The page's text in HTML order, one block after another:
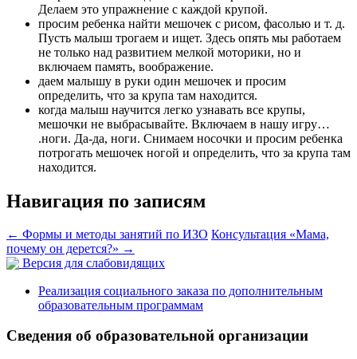
Делаем это упражнение с каждой крупой.
просим ребенка найти мешочек с рисом, фасолью и т. д.
Пусть малыш трогаем и ищет. Здесь опять мы работаем
не только над развитием мелкой моторики, но и
включаем память, воображение.
даем малышу в руки один мешочек и просим
определить, что за крупа там находится.
когда малыш научится легко узнавать все крупы,
мешочки не выбрасывайте. Включаем в нашу игру…
.ноги. Да-да, ноги. Снимаем носочки и просим ребенка
потрогать мешочек ногой и определить, что за крупа там
находится.
Навигация по записям
← Формы и методы занятий по ИЗО Консультация «Мама,
почему он дерется?» →
Версия для слабовидящих
Реализация социального заказа по дополнительным
образовательным программам
Сведения об образовательной организации